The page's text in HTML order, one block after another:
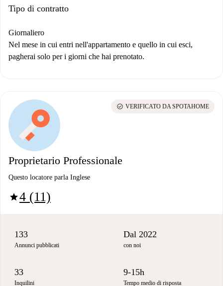
Tipo di contratto
Giornaliero
Nel mese in cui entri nell'appartamento e quello in cui esci,
pagherai solo per i giorni che hai prenotato.
Proprietario Professionale
Questo locatore parla Inglese
star4 (11)
check_circle VERIFICATO DA SPOTAHOME
133
Annunci pubblicati
Dal 2022
con noi
33
Inquilini
9-15h
Tempo medio di risposta